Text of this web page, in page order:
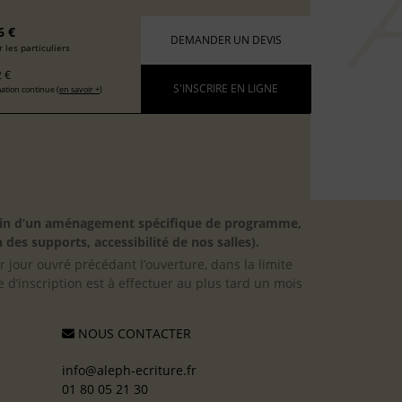
€
les particuliers
€
continue (en savoir +)
DEMANDER UN DEVIS
S'INSCRIRE EN LIGNE
d’un aménagement spécifique de programme,
supports, accessibilité de nos salles).
jour ouvré précédant l’ouverture, dans la limite
est à effectuer au plus tard un mois
NOUS CONTACTER
info@aleph-ecriture.fr
01 80 05 21 30